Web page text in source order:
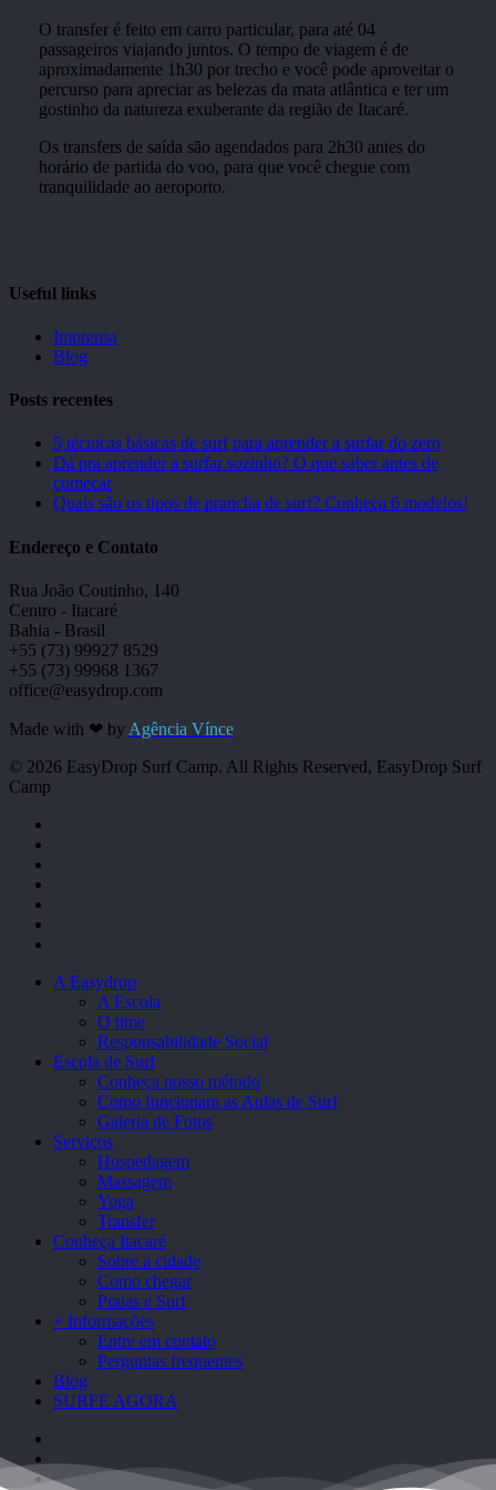
O transfer é feito em carro particular, para até 04
passageiros viajando juntos. O tempo de viagem é de
aproximadamente 1h30 por trecho e você pode aproveitar o
percurso para apreciar as belezas da mata atlântica e ter um
gostinho da natureza exuberante da região de Itacaré.
Os transfers de saída são agendados para 2h30 antes do
horário de partida do voo, para que você chegue com
tranquilidade ao aeroporto.
Useful links
Imprensa
Blog
Posts recentes
5 técnicas básicas de surf para aprender a surfar do zero
Dá pra aprender a surfar sozinho? O que saber antes de
começar
Quais são os tipos de prancha de surf? Conheça 6 modelos!
Endereço e Contato
Rua João Coutinho, 140
Centro - Itacaré
Bahia - Brasil
+55 (73) 99927 8529
+55 (73) 99968 1367
office@easydrop.com
Made with ❤ by Agência Vínce
© 2026 EasyDrop Surf Camp. All Rights Reserved, EasyDrop Surf
Camp
Close
A Easydrop
A Escola
O time
Responsabilidade Social
Escola de Surf
Conheça nosso método
Como funcionam as Aulas de Surf
Galeria de Fotos
Serviços
Hospedagem
Massagem
Yoga
Transfer
Conheça Itacaré
Sobre a cidade
Como chegar
Praias e Surf
+ Informações
Entre em contato
Perguntas frequentes
Blog
SURFE AGORA
email